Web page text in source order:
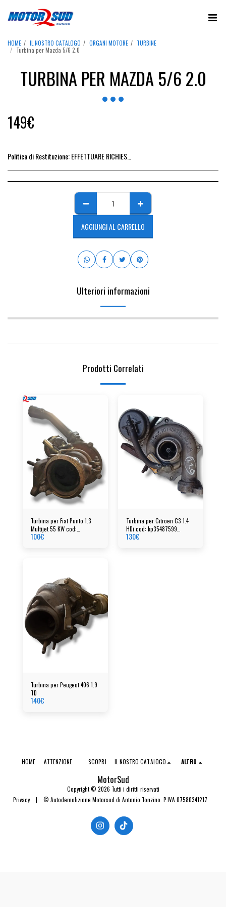
HOME IL NOSTRO CATALOGO ORGANI MOTORE
TURBINE
Turbina per Mazda 5/6 2.0
TURBINA PER MAZDA 5/6 2.0
149€
Politica di Restituzione:EFFETTUARE RICHIESTA DI RESO ENTRO 14 GIORNI DALL&#039;ACQUISTO DEL RICAMBIO, IL RIMBORSO VIENE EMESSO ALLA CONSEGNA DEL RICAMBIO IN SEDE.
AGGIUNGI AL CARRELLO
Ulteriori informazioni
Prodotti Correlati
Turbina per Fiat Punto 1.3
Multijet 55 KW cod:
55237520 - 7991712
100€
Turbina per Citroen C3 1.4
HDi cod: kp35487599
54351014861
130€
Turbina per Peugeot 406 1.9
TD
140€
MotorSud
Copyright © 2026 Tutti i diritti riservati
Privacy| © Autodemolizione Motorsud di Antonio Tonzino. P.IVA 07580341217
HOME ATTENZIONE SCOPRI IL NOSTRO CATALOGO ALTRO